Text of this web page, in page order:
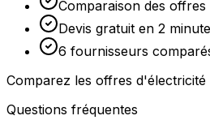
Comparaison des
Devis gratuit en 2
6 fournisseurs
Comparez les offres
Questions fréquentes